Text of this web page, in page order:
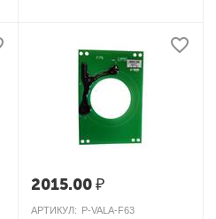
2015.00₽
АРТИКУЛ: P-VALA-F63